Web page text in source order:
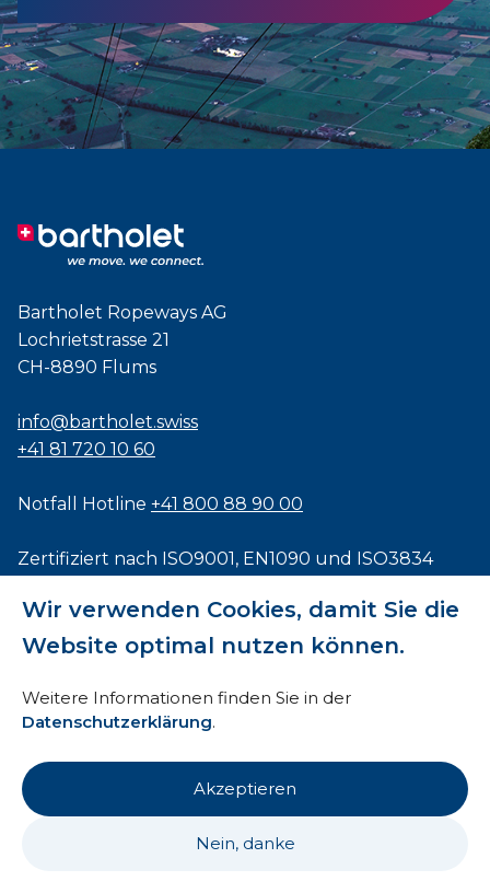
Wir verwenden Cookies, damit Sie die
Website optimal nutzen können.
Weitere Informationen finden Sie in der
Datenschutzerklärung.
Akzeptieren
Nein, danke
Bartholet Ropeways AG
Lochrietstrasse 21
CH-8890 Flums
info@bartholet.swiss
+41 81 720 10 60
Notfall Hotline +41 800 88 90 00
Zertifiziert nach ISO9001, EN1090 und ISO3834
Impressum
HTI